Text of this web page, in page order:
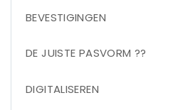
BEVESTIGINGEN
DE JUISTE PASVORM ??
DIGITALISEREN